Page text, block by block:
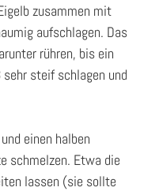
zusammen mit
aufschlagen. Das
rühren, bis ein
steif schlagen und
einen halben
schmelzen. Etwa die
lassen (sie sollte